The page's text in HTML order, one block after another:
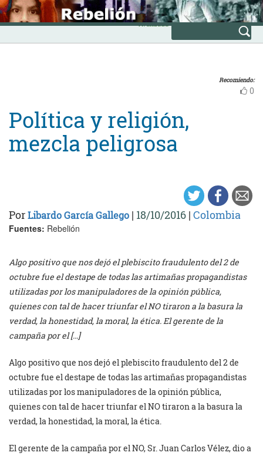
Skip
to
content
INICIO
Avanzada
Recomiendo:
0
Política y religión,
mezcla peligrosa
PorLibardo García Gallego | 18/10/2016 | Colombia
Fuentes: Rebelión
Algo positivo que nos dejó el plebiscito fraudulento del 2 de
octubre fue el destape de todas las artimañas propagandistas
utilizadas por los manipuladores de la opinión pública,
quienes con tal de hacer triunfar el NO tiraron a la basura la
verdad, la honestidad, la moral, la ética. El gerente de la
campaña por el […]
Algo positivo que nos dejó el plebiscito fraudulento del 2 de
octubre fue el destape de todas las artimañas propagandistas
utilizadas por los manipuladores de la opinión pública,
quienes con tal de hacer triunfar el NO tiraron a la basura la
verdad, la honestidad, la moral, la ética.
El gerente de la campaña por el NO, Sr. Juan Carlos Vélez, dio a